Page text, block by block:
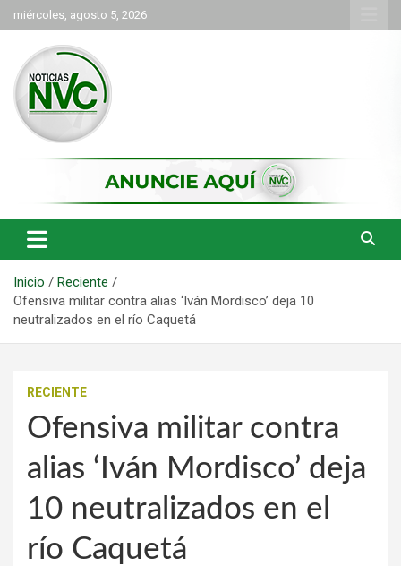
Saltar
al
contenido
miércoles, agosto 5, 2026
NVC Noticias
Inicio
Reciente
Ofensiva militar contra alias ‘Iván Mordisco’ deja 10
neutralizados en el río Caquetá
RECIENTE
Ofensiva militar contra
alias ‘Iván Mordisco’ deja
10 neutralizados en el
río Caquetá